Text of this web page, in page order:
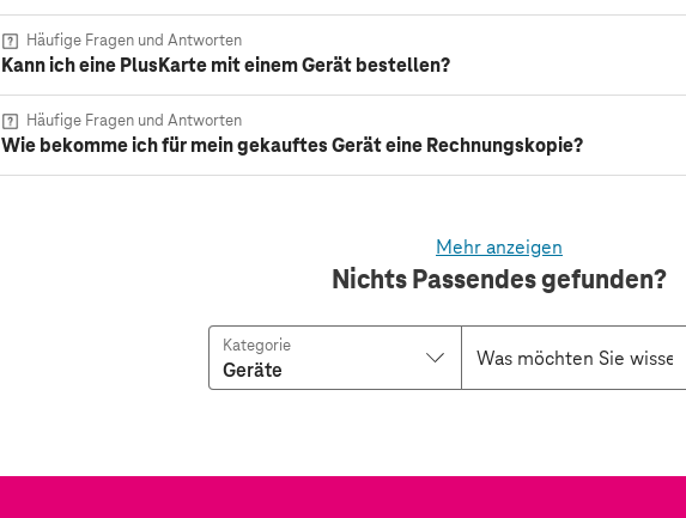
Häufige Fragen und Antworten
Kann ich eine PlusKarte mit einem Gerät bestellen?
Häufige Fragen und Antworten
Wie bekomme ich für mein gekauftes Gerät eine Rechnungskopie?
Mehr anzeigen
Nichts Passendes gefunden?
Geräte
Kategorie